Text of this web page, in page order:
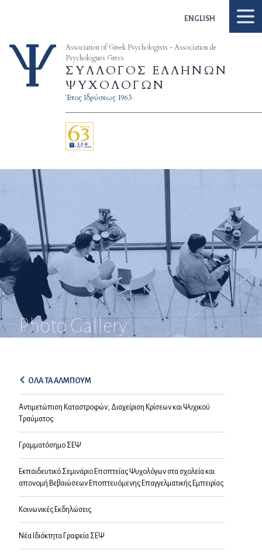
ENGLISH
Association of Greek Psychologists - Association de
Psychologues Grecs
ΣΥΛΛΟΓΟΣ ΕΛΛΗΝΩΝ
ΨΥΧΟΛΟΓΩΝ
Έτος Ιδρύσεως 1963
Photo Gallery
ΟΛΑ ΤΑ ΑΛΜΠΟΥΜ
Αντιμετώπιση Καταστροφών, Διαχείριση Κρίσεων και Ψυχικού
Τραύματος
Γραμματόσημο ΣΕΨ
Εκπαιδευτικό Σεμινάριο Εποπτείας Ψυχολόγων στα σχολεία και
απονομή Βεβαιώσεων Εποπτευόμενης Επαγγελματικής Εμπειρίας
Κοινωνικές Εκδηλώσεις
Νέα Ιδιόκτητα Γραφεία ΣΕΨ